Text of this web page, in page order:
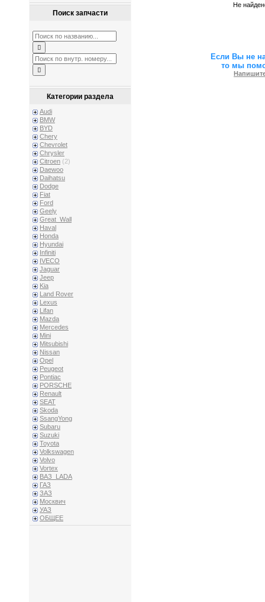
Поиск запчасти
Категории раздела
Audi
BMW
BYD
Chery
Chevrolet
Chrysler
Citroen (2)
Daewoo
Daihatsu
Dodge
Fiat
Ford
Geely
Great_Wall
Haval
Honda
Hyundai
Infiniti
IVECO
Jaguar
Jeep
Kia
Land Rover
Lexus
Lifan
Mazda
Mercedes
Mini
Mitsubishi
Nissan
Opel
Peugeot
Pontiac
PORSCHE
Renault
SEAT
Skoda
SsangYong
Subaru
Suzuki
Toyota
Volkswagen
Volvo
Vortex
ВАЗ_LADA
ГАЗ
ЗАЗ
Москвич
УАЗ
ОБЩЕЕ
Не
Если Вы не
то мы